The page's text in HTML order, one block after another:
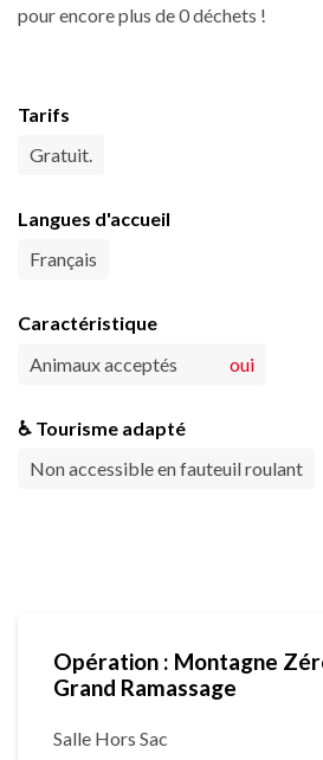
pour encore plus de 0 déchets !
Tarifs
Gratuit.
Langues d'accueil
Français
Caractéristique
Animaux acceptés
oui
♿ Tourisme adapté
Non accessible en fauteuil roulant
Opération : Montagne
Grand Ramassage
Salle Hors Sac